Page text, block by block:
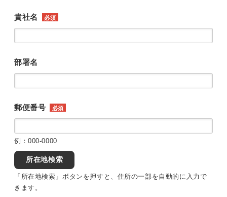
貴社名 必須
部署名
郵便番号 必須
例：000-0000
所在地検索
「所在地検索」ボタンを押すと、住所の一部を自動的に入力で
きます。